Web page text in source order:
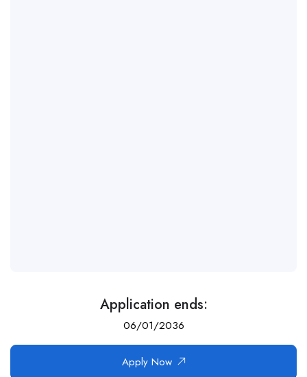
Application ends:
06/01/2036
Apply Now